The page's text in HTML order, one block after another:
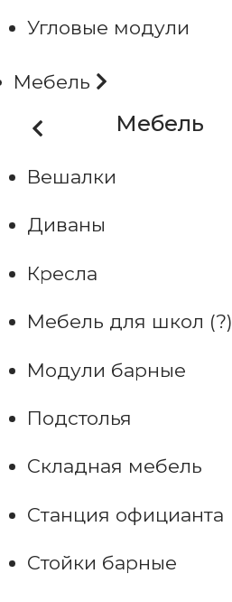
Угловые модули
Мебель
Мебель
Вешалки
Диваны
Кресла
Мебель для школ (?)
Модули барные
Подстолья
Складная мебель
Станция официанта
Стойки барные